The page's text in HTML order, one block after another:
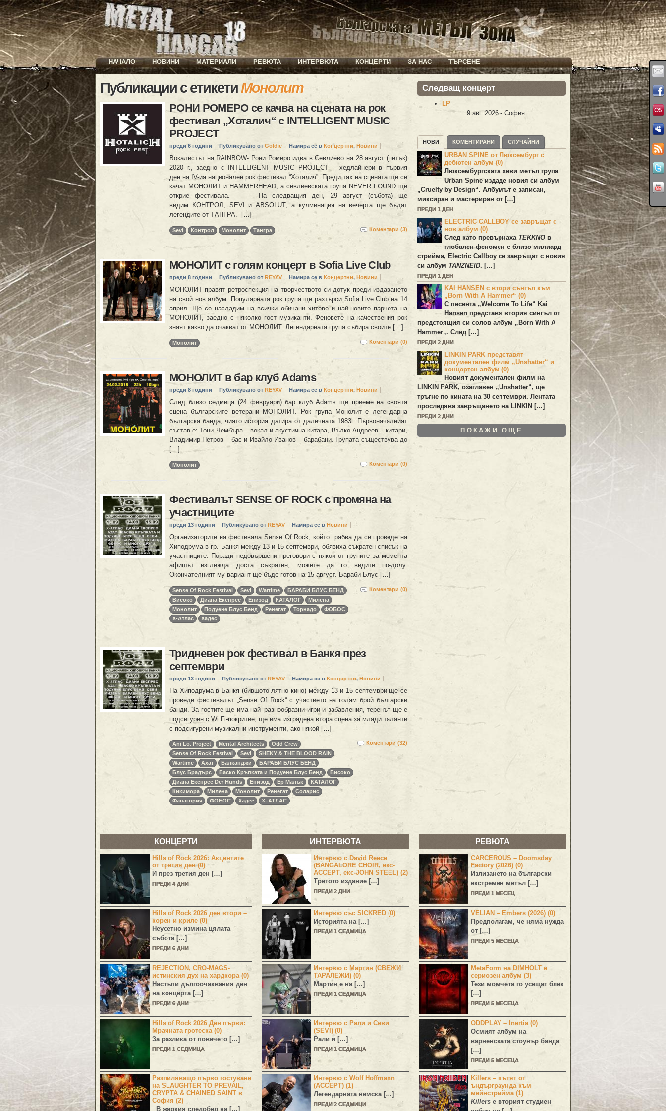
НАЧАЛО НОВИНИ МАТЕРИАЛИ РЕВЮТА ИНТЕРВЮТА КОНЦЕРТИ ЗА НАС ТЪРСЕНЕ
Публикации с етикетиМонолит
РОНИ РОМЕРО се качва на сцената на рок
фестивал „Хоталич“ с INTELLIGENT MUSIC
PROJECT
преди 6 години Публикувано от Goldie Намира се в Концертни, Новини
Вокалистът на RAINBOW- Рони Ромеро идва в Севлиево на 28 август (петък)
2020 г., заедно с INTELLIGENT MUSIC PROJECT – хедлайнери в първия
ден на IV-ия национален рок фестивал “Хоталич”. Преди тях на сцената ще се
качат МОНОЛИТ и HAMMERHEAD, а севлиевската група NEVER FOUND ще
открие фестивала. На следващия ден, 29 август (събота) ще
видим КОНТРОЛ, SEVI и ABSOLUT, а кулминация на вечерта ще бъдат
легендите от ТАНГРА. […]
Коментари (3)
Sevi Контрол Монолит Тангра
МОНОЛИТ с голям концерт в Sofia Live Club
преди 8 години Публикувано от REYAV Намира се в Концертни, Новини
МОНОЛИТ правят ретроспекция на творчеството си дотук преди издаването
на свой нов албум. Популярната рок група ще разтърси Sofia Live Club на 14
април. Ще се насладим на всички обичани хитове и най-новите парчета на
МОНОЛИТ, заедно с няколко гост музиканти. Феновете на качествения рок
знаят какво да очакват от МОНОЛИТ. Легендарната група събира своите […]
Коментари (0)
Монолит
МОНОЛИТ в бар клуб Adams
преди 8 години Публикувано от REYAV Намира се в Концертни, Новини
След близо седмица (24 февруари) бар клуб Adams ще приеме на своята
сцена българските ветерани МОНОЛИТ. Рок група Монолит е легендарна
българска банда, чиято история датира от далечната 1983г. Първоначалният
състав е: Тони Чембъра – вокал и акустична китара, Вълко Андреев – китари,
Владимир Петров – бас и Ивайло Иванов – барабани. Групата съществува до
[…]
Коментари (0)
Монолит
Фестивалът SENSE OF ROCK с промяна на
участниците
преди 13 години Публикувано от REYAV Намира се в Новини
Организаторите на фестивала Sense Of Rock, който трябва да се проведе на
Хиподрума в гр. Банкя между 13 и 15 септември, обявиха съкратен списък на
участниците. Поради недовършени преговори с някои от групите за момента
афишът изглежда доста съкратен, можете да го видите по-долу.
Окончателният му вариант ще бъде готов на 15 август. Бараби Блус […]
Коментари (0)
Sense Of Rock Festival Sevi Wartime
БАРАБИ БЛУС БЕНД
Високо
Диана Експрес Епизод КАТАЛОГ
Милена
Монолит
Подуене Блус Бенд Ренегат Торнадо
ФОБОС
Х-Атлас
Хадес
Тридневен рок фестивал в Банкя през
септември
преди 13 години Публикувано от REYAV Намира се в Концертни, Новини
На Хиподрума в Банкя (бившото лятно кино) между 13 и 15 септември ще се
проведе фестивалът „Sense Of Rock“ с участието на голям брой български
банди. За гостите ще има най–разнообразни игри и забавления, теренът ще е
подсигурен с Wi Fi-покритие, ще има изградена втора сцена за млади таланти
с подсигурени музикални инструменти, ако някой […]
Коментари (32)
Ani Lo. Project Mental Architects
Odd Crew
Sense Of Rock Festival
Sevi
SHEKY & THE BLOOD RAIN
Wartime
Ахат Балканджи
БАРАБИ БЛУС БЕНД
Блус Брадърс
Васко Кръпката и Подуене Блус Бенд
Високо
Диана Експрес Der Hunds
Епизод Ер Малък
КАТАЛОГ
Кикимора
Милена Монолит Ренегат
Соларис
Фанагория
ФОБОС Хадес Х–АТЛАС
Следващ концерт
LP
9 авг. 2026 - София
НОВИ КОМЕНТИРАНИ СЛУЧАЙНИ
URBAN SPINE от Люксембург с
дебютен албум (0)
Люксембургската хеви метъл група
Urban Spineиздаде новия си албум
„Cruelty by Design“. Албумът е записан,
миксиран и мастериран от […]
ПРЕДИ 1 ДЕН
ELECTRIC CALLBOY се завръщат с
нов албум (0)
След като превърнаха TEKKNO в
глобален феномен с близо милиард
стрийма, Electric Callboy се завръщат с новия
си албум TANZNEID. […]
ПРЕДИ 1 ДЕН
KAI HANSEN с втори сънгъл към
„Born With A Hammer“ (0)
С песента „Welcome To Life“ Kai
Hansen представя втория сингъл от
предстоящия си солов албум „ Born With A
Hammer„. След […]
ПРЕДИ 2 ДНИ
LINKIN PARK представят
документален филм „Unshatter“ и
концертен албум (0)
Новият документален филм на
LINKIN PARK, озаглавен „Unshatter“, ще
тръгне по кината на 30 септември. Лентата
проследява завръщането наLINKIN […]
ПРЕДИ 2 ДНИ
ПОКАЖИ ОЩЕ
КОНЦЕРТИ
Hills of Rock 2026: Акцентите
от третия ден (0)
И през третия ден […]
ПРЕДИ 4 ДНИ
Hills of Rock 2026 ден втори –
корен и криле (0)
Неусетно измина цялата
събота […]
ПРЕДИ 6 ДНИ
REJECTION, CRO-MAGS-
истинския дух на хардкора (0)
Настъпи дългоочаквания ден
на концерта […]
ПРЕДИ 6 ДНИ
Hills of Rock 2026 Ден първи:
Мрачната гротеска (0)
За разлика от повечето […]
ПРЕДИ 1 СЕДМИЦА
Разпиляващо първо гостуване
на SLAUGHTER TO PREVAIL,
CRYPTA & CHAINED SAINT в
София (2)
В жаркия следобед на […]
ИНТЕРВЮТА
Интервю с David Reece
(BANGALORE CHOIR, екс-
ACCEPT, екс-JOHN STEEL) (2)
Третото издание […]
ПРЕДИ 2 ДНИ
Интервю със SICKRED (0)
Историята на […]
ПРЕДИ 1 СЕДМИЦА
Интервю с Мартин (СВЕЖИ
ТАРАЛЕЖИ) (0)
Мартин е на […]
ПРЕДИ 1 СЕДМИЦА
Интервю с Рали и Севи
(SEVI) (0)
Рали и […]
ПРЕДИ 1 СЕДМИЦА
Интервю с Wolf Hoffmann
(ACCEPT) (1)
Легендарната немска […]
ПРЕДИ 2 СЕДМИЦИ
РЕВЮТА
CARCEROUS – Doomsday
Factory (2026) (0)
Излизането на български
екстремен метъл […]
ПРЕДИ 1 МЕСЕЦ
VELIAN – Embers (2026) (0)
Предполагам, че няма нужда
от […]
ПРЕДИ 5 МЕСЕЦА
MetaForm на DIMHOLT е
сериозен албум (3)
Тези момчета го усещат блек
[…]
ПРЕДИ 5 МЕСЕЦА
ODDPLAY – Inertia (0)
Осмият албум на
варненската стоунър банда
[…]
ПРЕДИ 5 МЕСЕЦА
Killers – пътят от
ъндърграунда към
мейнстрийма (1)
Killers е вторият студиен